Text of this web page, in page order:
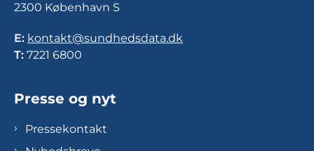
2300 København S
E: kontakt@sundhedsdata.dk
T: 7221 6800
Presse og nyt
Pressekontakt